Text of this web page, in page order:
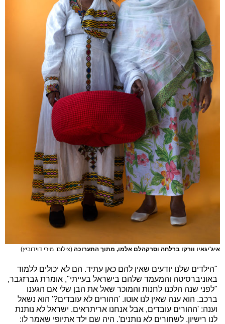
איג'יגאיו וורקו ברלחה וסרקהלם אלמו, מתוך התערוכה (צילום: מירי דוידוביץ)
"הילדים שלנו יודעים שאין להם כאן עתיד. הם לא יכולים ללמוד
באוניברסיטה והמעמד שלהם בישראל בעייתי", אומרת גברזגבר,
"לפני שנה הלכנו לחנות והמוכר שאל את הבן שלי אם הגענו
ברכב. הוא ענה שאין לנו אוטו. 'ההורים לא עובדים?' הוא נשאל
וענה: 'ההורים עובדים, אבל אנחנו אריתראים. ישראל לא נותנת
לנו רישיון. לשחורים לא נותנים'. היה שם ילד אתיופי שאמר לו: